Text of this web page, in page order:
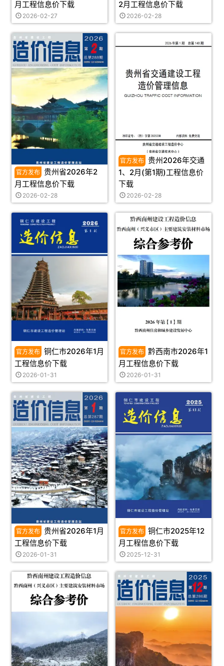
月工程信息价下载
2026-02-27
2月工程信息价下载
2026-02-28
贵州省2026年2
月工程信息价下载
2026-02-28
贵州2026年交通
1、2月(第1期)工程信息价
下载
2026-02-28
铜仁市2026年1月
工程信息价下载
2026-01-31
黔西南市2026年1
月工程信息价下载
2026-01-31
贵州省2026年1月
工程信息价下载
2026-01-31
铜仁市2025年12
月工程信息价下载
2025-12-31